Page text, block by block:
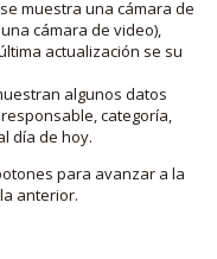
muestra una cámara de
cámara de video),
actualización se su
algunos datos
categoría,
día de hoy.
para avanzar a la
anterior.